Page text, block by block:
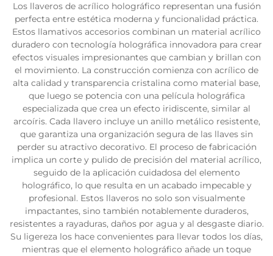
Los llaveros de acrílico holográfico representan una fusión
perfecta entre estética moderna y funcionalidad práctica.
Estos llamativos accesorios combinan un material acrílico
duradero con tecnología holográfica innovadora para crear
efectos visuales impresionantes que cambian y brillan con
el movimiento. La construcción comienza con acrílico de
alta calidad y transparencia cristalina como material base,
que luego se potencia con una película holográfica
especializada que crea un efecto iridiscente, similar al
arcoíris. Cada llavero incluye un anillo metálico resistente,
que garantiza una organización segura de las llaves sin
perder su atractivo decorativo. El proceso de fabricación
implica un corte y pulido de precisión del material acrílico,
seguido de la aplicación cuidadosa del elemento
holográfico, lo que resulta en un acabado impecable y
profesional. Estos llaveros no solo son visualmente
impactantes, sino también notablemente duraderos,
resistentes a rayaduras, daños por agua y al desgaste diario.
Su ligereza los hace convenientes para llevar todos los días,
mientras que el elemento holográfico añade un toque